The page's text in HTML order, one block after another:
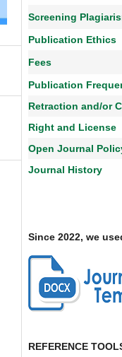
Screening
Publication Ethics
Fees
Publication
Retraction and/or
Right and License
Open Journal
Journal History
Since 2022, we
REFERENCE